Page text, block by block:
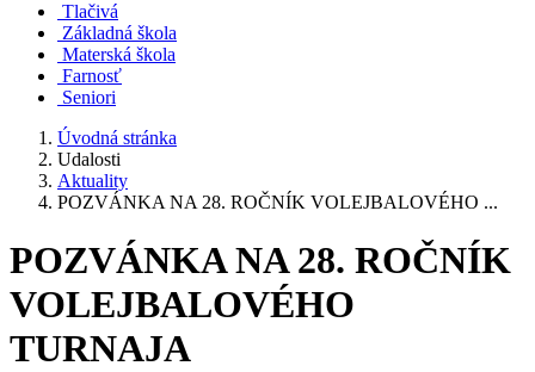
Tlačivá
Základná škola
Materská škola
Farnosť
Seniori
Úvodná stránka
Udalosti
Aktuality
POZVÁNKA NA 28. ROČNÍK VOLEJBALOVÉHO ...
POZVÁNKA NA 28. ROČNÍK
VOLEJBALOVÉHO
TURNAJA